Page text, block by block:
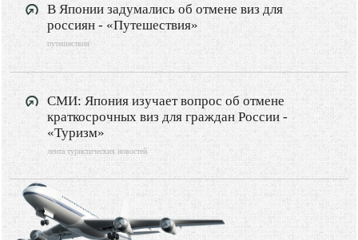
В Японии задумались об отмене виз для
россиян - «Путешествия»
путешествия
СМИ: Япония изучает вопрос об отмене
краткосрочных виз для граждан России -
«Туризм»
лента туристических новостей